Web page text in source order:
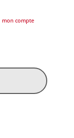
mon compte